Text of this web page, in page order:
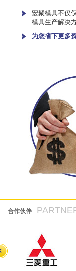
宏聚模具不仅
模具生产解决
为您省下更多
合作伙伴